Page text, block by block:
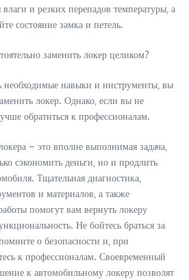
влаги и резких перепадов температуры‚ а
состояние замка и петель.
заменить локер целиком?
необходимые навыки и инструменты‚ вы
локер. Однако‚ если вы не
обратиться к профессионалам.
– это вполне выполнимая задача‚
сэкономить деньги‚ но и продлить
Тщательная диагностика‚
и материалов‚ а также
помогут вам вернуть локеру
Не бойтесь браться за
о безопасности и‚ при
к профессионалам. Своевременный
к автомобильному локеру позволят